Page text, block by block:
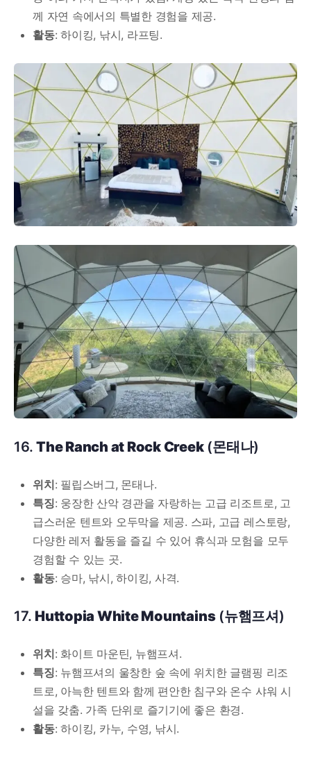
께 자연 속에서의 특별한 경험을 제공.
활동: 하이킹, 낚시, 라프팅.
16.The Ranch at Rock Creek(몬태나)
위치: 필립스버그, 몬태나.
특징: 웅장한 산악 경관을 자랑하는 고급 리조트로, 고
급스러운 텐트와 오두막을 제공. 스파, 고급 레스토랑,
다양한 레저 활동을 즐길 수 있어 휴식과 모험을 모두
경험할 수 있는 곳.
활동: 승마, 낚시, 하이킹, 사격.
17. Huttopia White Mountains(뉴햄프셔)
위치: 화이트 마운틴, 뉴햄프셔.
특징: 뉴햄프셔의 울창한 숲 속에 위치한 글램핑 리조
트로, 아늑한 텐트와 함께 편안한 침구와 온수 샤워 시
설을 갖춤. 가족 단위로 즐기기에 좋은 환경.
활동: 하이킹, 카누, 수영, 낚시.